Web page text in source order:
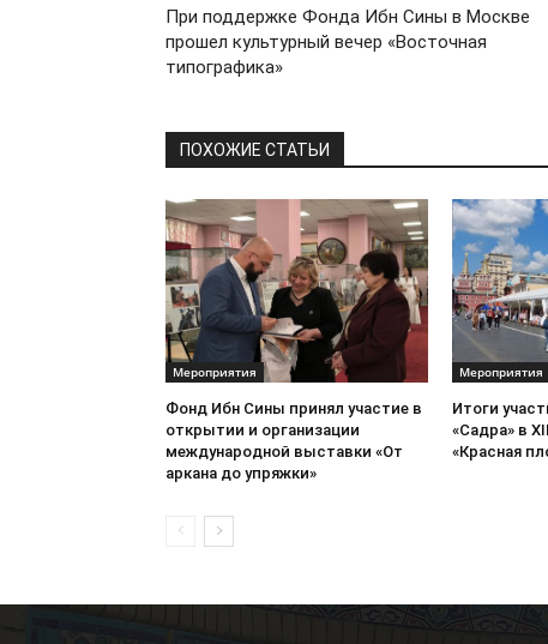
При поддержке Фонда Ибн Сины в Москве
прошел культурный вечер «Восточная
типографика»
ПОХОЖИЕ СТАТЬИ
Мероприятия
Фонд Ибн Сины принял участие в
открытии и организации
международной выставки «От
аркана до упряжки»
Мероприятия
Итоги
«Садра» в
«Красная